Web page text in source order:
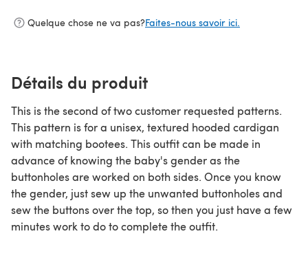
Quelque chose ne va pas?Faites-nous savoir ici.
Détails du produit
This is the second of two customer requested patterns.
This pattern is for a unisex, textured hooded cardigan
with matching bootees. This outfit can be made in
advance of knowing the baby's gender as the
buttonholes are worked on both sides. Once you know
the gender, just sew up the unwanted buttonholes and
sew the buttons over the top, so then you just have a few
minutes work to do to complete the outfit.